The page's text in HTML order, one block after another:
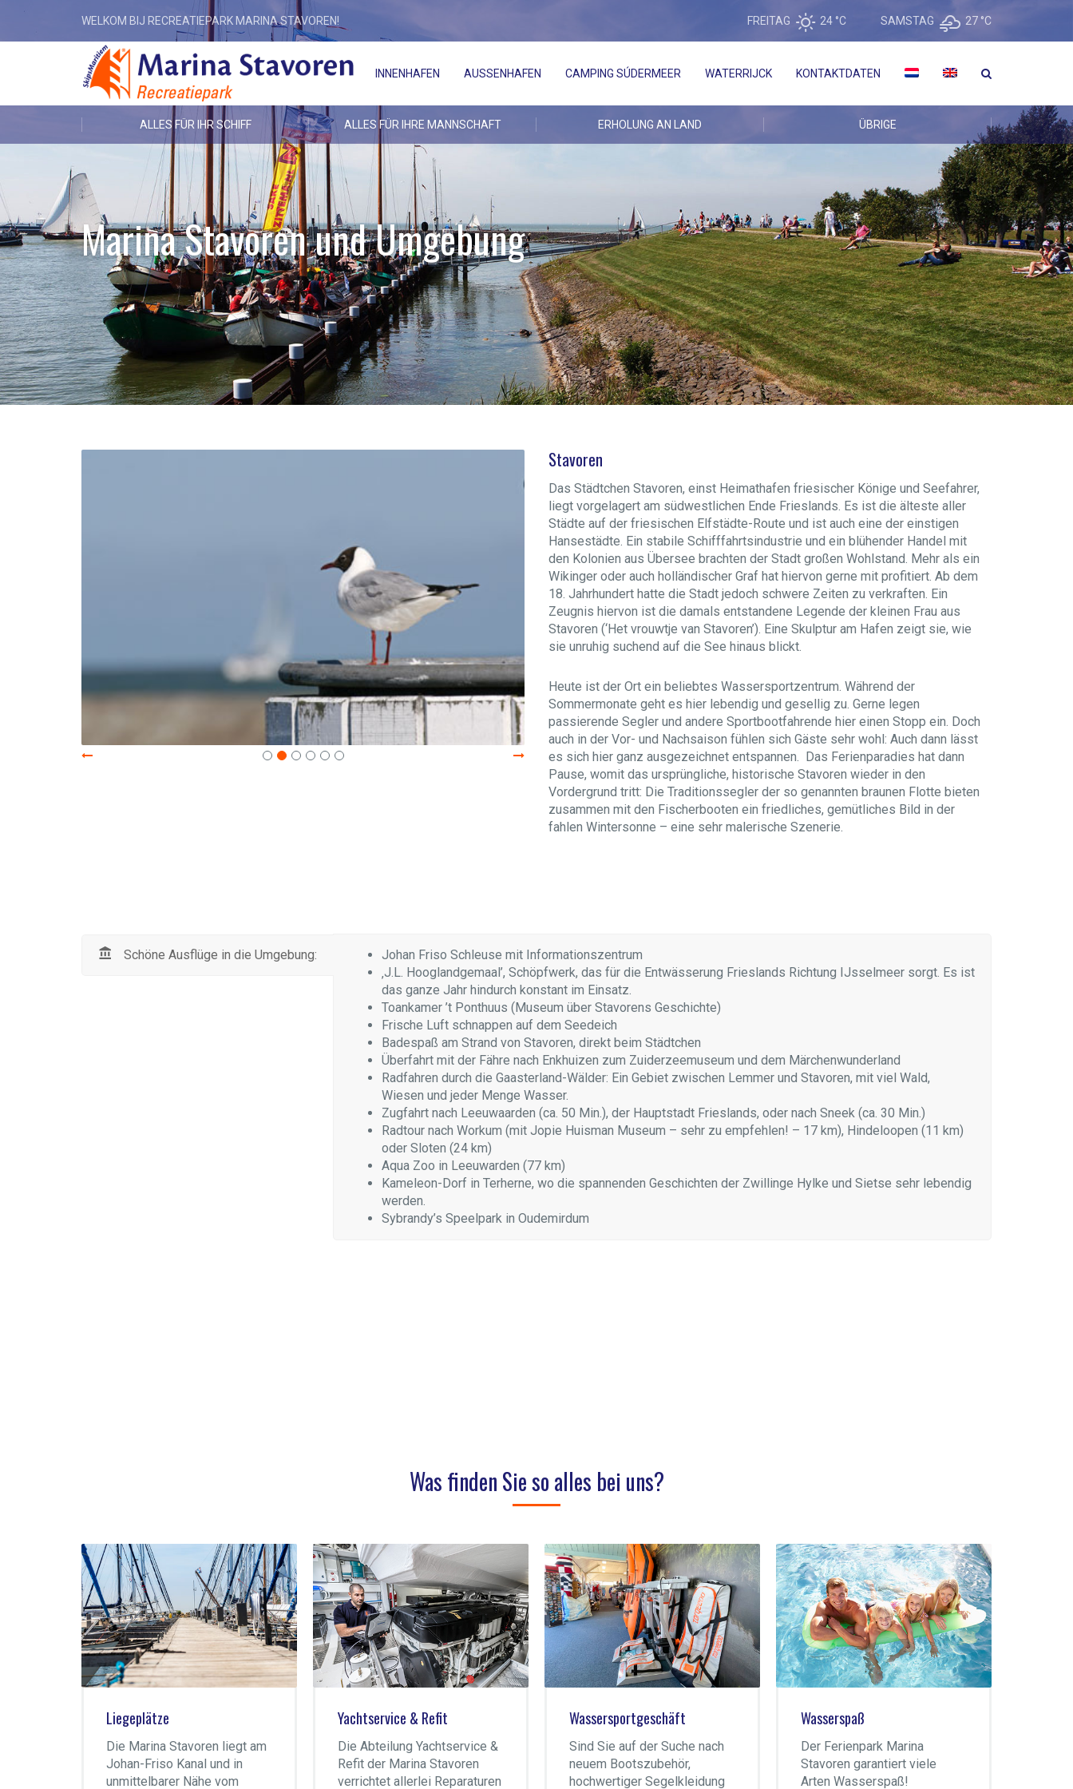
WELKOM BIJ RECREATIEPARK MARINA STAVOREN! FREITAG 24 °C SAMSTAG 27 °C
INNENHAFEN AUSSENHAFEN CAMPING SÚDERMEER WATERRIJCK KONTAKTDATEN
ALLES FÜR IHR SCHIFF ALLES FÜR IHRE MANNSCHAFT ERHOLUNG AN LAND ÜBRIGE
Marina Stavoren und Umgebung
Stavoren
Das Städtchen Stavoren, einst Heimathafen friesischer Könige und Seefahrer,
liegt vorgelagert am südwestlichen Ende Frieslands. Es ist die älteste aller
Städte auf der friesischen Elfstädte-Route und ist auch eine der einstigen
Hansestädte. Ein stabile Schifffahrtsindustrie und ein blühender Handel mit
den Kolonien aus Übersee brachten der Stadt großen Wohlstand. Mehr als ein
Wikinger oder auch holländischer Graf hat hiervon gerne mit profitiert. Ab dem
18. Jahrhundert hatte die Stadt jedoch schwere Zeiten zu verkraften. Ein
Zeugnis hiervon ist die damals entstandene Legende der kleinen Frau aus
Stavoren (‘Het vrouwtje van Stavoren’). Eine Skulptur am Hafen zeigt sie, wie
sie unruhig suchend auf die See hinaus blickt.
Heute ist der Ort ein beliebtes Wassersportzentrum. Während der
Sommermonate geht es hier lebendig und gesellig zu. Gerne legen
passierende Segler und andere Sportbootfahrende hier einen Stopp ein. Doch
auch in der Vor- und Nachsaison fühlen sich Gäste sehr wohl: Auch dann lässt
es sich hier ganz ausgezeichnet entspannen. Das Ferienparadies hat dann
Pause, womit das ursprüngliche, historische Stavoren wieder in den
Vordergrund tritt: Die Traditionssegler der so genannten braunen Flotte bieten
zusammen mit den Fischerbooten ein friedliches, gemütliches Bild in der
fahlen Wintersonne – eine sehr malerische Szenerie.
Schöne Ausflüge in die Umgebung:
Johan Friso Schleuse mit Informationszentrum
‚J.L. Hooglandgemaal’, Schöpfwerk, das für die Entwässerung Frieslands Richtung IJsselmeer sorgt. Es ist
das ganze Jahr hindurch konstant im Einsatz.
Toankamer ’t Ponthuus (Museum über Stavorens Geschichte)
Frische Luft schnappen auf dem Seedeich
Badespaß am Strand von Stavoren, direkt beim Städtchen
Überfahrt mit der Fähre nach Enkhuizen zum Zuiderzeemuseum und dem Märchenwunderland
Radfahren durch die Gaasterland-Wälder: Ein Gebiet zwischen Lemmer und Stavoren, mit viel Wald,
Wiesen und jeder Menge Wasser.
Zugfahrt nach Leeuwaarden (ca. 50 Min.), der Hauptstadt Frieslands, oder nach Sneek (ca. 30 Min.)
Radtour nach Workum (mit Jopie Huisman Museum – sehr zu empfehlen! – 17 km), Hindeloopen (11 km)
oder Sloten (24 km)
Aqua Zoo in Leeuwarden (77 km)
Kameleon-Dorf in Terherne, wo die spannenden Geschichten der Zwillinge Hylke und Sietse sehr lebendig
werden.
Sybrandy’s Speelpark in Oudemirdum
Was finden Sie so alles bei uns?
Liegeplätze
Die Marina Stavoren liegt am
Johan-Friso Kanal und in
unmittelbarer Nähe vom
Yachtservice & Refit
Die Abteilung Yachtservice &
Refit der Marina Stavoren
verrichtet allerlei Reparaturen
Wassersportgeschäft
Sind Sie auf der Suche nach
neuem Bootszubehör,
hochwertiger Segelkleidung
Wasserspaß
Der Ferienpark Marina
Stavoren garantiert viele
Arten Wasserspaß!